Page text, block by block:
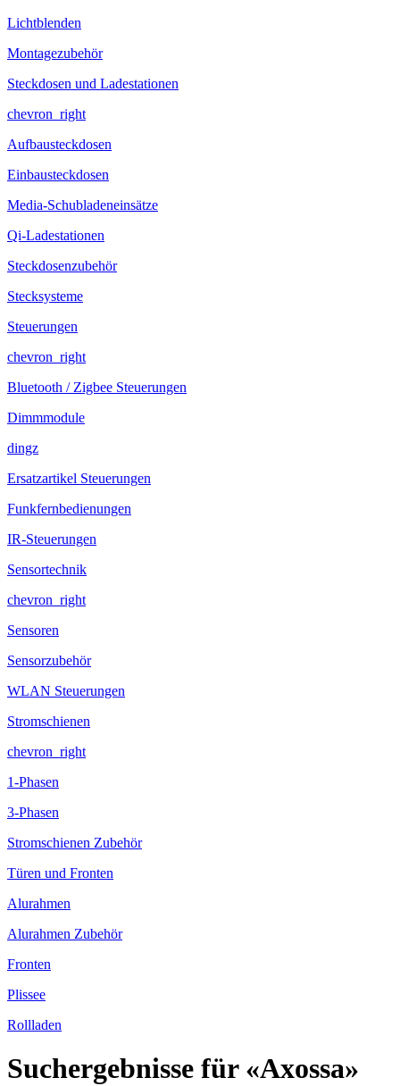
Lichtblenden
Montagezubehör
Steckdosen und Ladestationen
chevron_right
Aufbausteckdosen
Einbausteckdosen
Media-Schubladeneinsätze
Qi-Ladestationen
Steckdosenzubehör
Stecksysteme
Steuerungen
chevron_right
Bluetooth / Zigbee Steuerungen
Dimmmodule
dingz
Ersatzartikel Steuerungen
Funkfernbedienungen
IR-Steuerungen
Sensortechnik
chevron_right
Sensoren
Sensorzubehör
WLAN Steuerungen
Stromschienen
chevron_right
1-Phasen
3-Phasen
Stromschienen Zubehör
Türen und Fronten
Alurahmen
Alurahmen Zubehör
Fronten
Plissee
Rollladen
Suchergebnisse für «Axossa»